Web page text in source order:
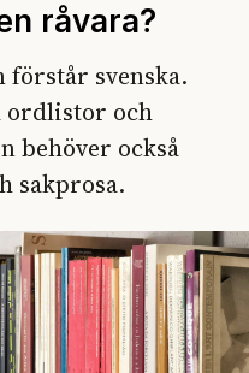
råvara?
förstår svenska.
ordlistor och
behöver också
sakprosa.